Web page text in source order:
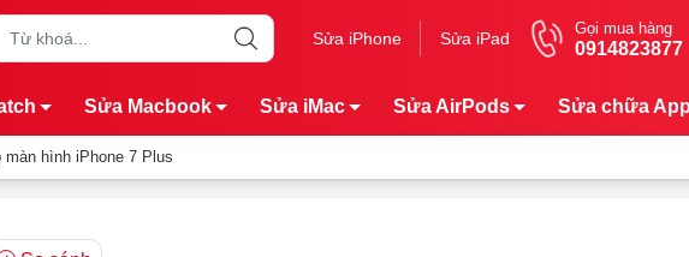
Sửa iPhone Sửa iPad
Gọi mua hàng
0914823877
Sửa Macbook Sửa iMac Sửa AirPods Sửa chữa
màn hình iPhone 7 Plus